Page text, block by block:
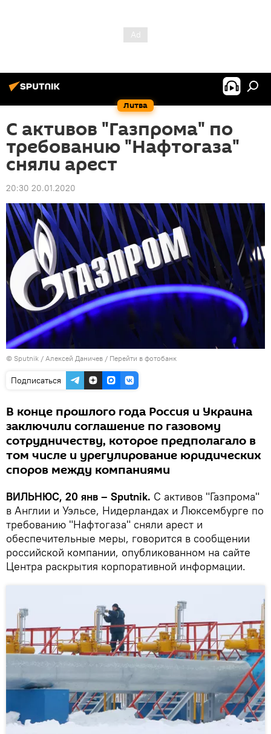
Литва
С активов "Газпрома" по
требованию "Нафтогаза"
сняли арест
20:30 20.01.2020
© Sputnik / Алексей Даничев / Перейти в фотобанк
Подписаться
В конце прошлого года Россия и Украина
заключили соглашение по газовому
сотрудничеству, которое предполагало в
том числе и урегулирование юридических
споров между компаниями
ВИЛЬНЮС, 20 янв – Sputnik. С активов "Газпрома"
в Англии и Уэльсе, Нидерландах и Люксембурге по
требованию "Нафтогаза" сняли арест и
обеспечительные меры, говорится в сообщении
российской компании, опубликованном на сайте
Центра раскрытия корпоративной информации.